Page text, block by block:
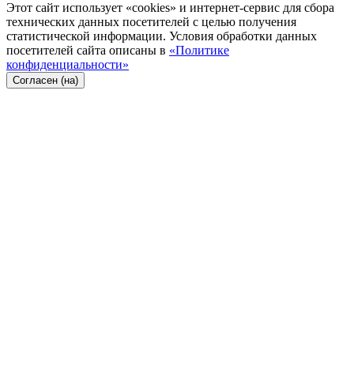
Этот сайт использует «cookies» и интернет-сервис для сбора
технических данных посетителей с целью получения
статистической информации. Условия обработки данных
посетителей сайта описаны в «Политике
конфиденциальности»
Согласен (на)